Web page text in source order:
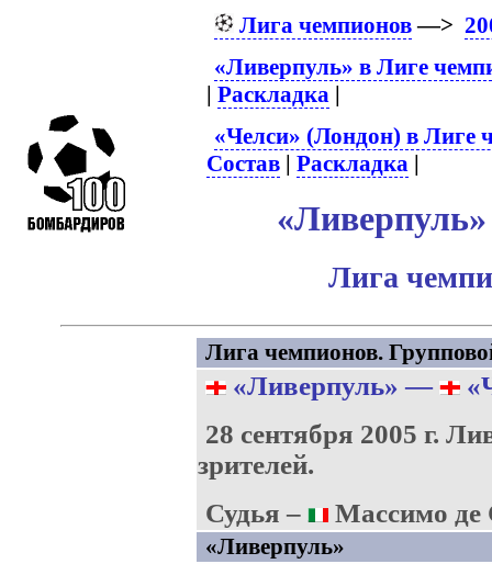
Лига чемпионов—>
«Ливерпуль» в Лиге
|Раскладка |
«Челси» (Лондон) в Лиге
Состав |Раскладка |
Лига
Лига чемпионов.
«Ливерпуль» —
28 сентября 2005 г.
зрителей.
Судья –
Массимо де
«Ливерпуль»